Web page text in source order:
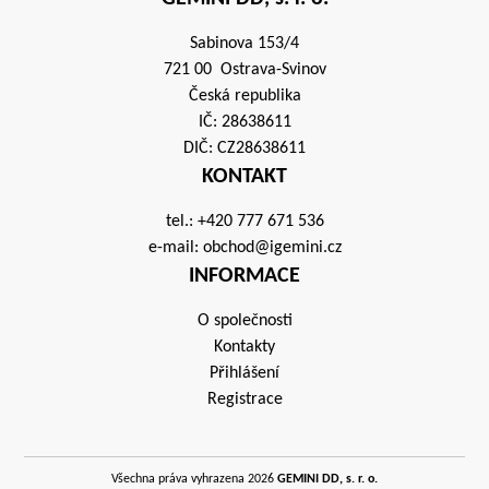
Sabinova 153/4
721 00 Ostrava-Svinov
Česká republika
IČ: 28638611
DIČ: CZ28638611
KONTAKT
tel.: +420 777 671 536
e-mail: obchod@igemini.cz
INFORMACE
O společnosti
Kontakty
Přihlášení
Registrace
Všechna práva vyhrazena 2026 GEMINI DD, s. r. o.